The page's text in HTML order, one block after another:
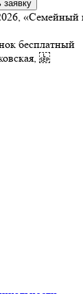
заявку
«Семейный
бесплатный